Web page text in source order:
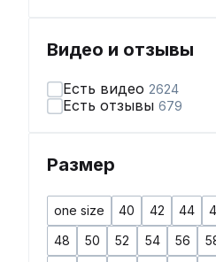
Видео и отзывы
Есть видео 2624
Есть отзывы 679
Размер
one size 40 42 44
48
50 52 54 56